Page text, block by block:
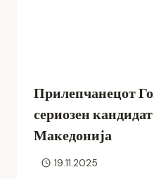
Прилепчанецот
сериозен
Македонија
19.11.2025